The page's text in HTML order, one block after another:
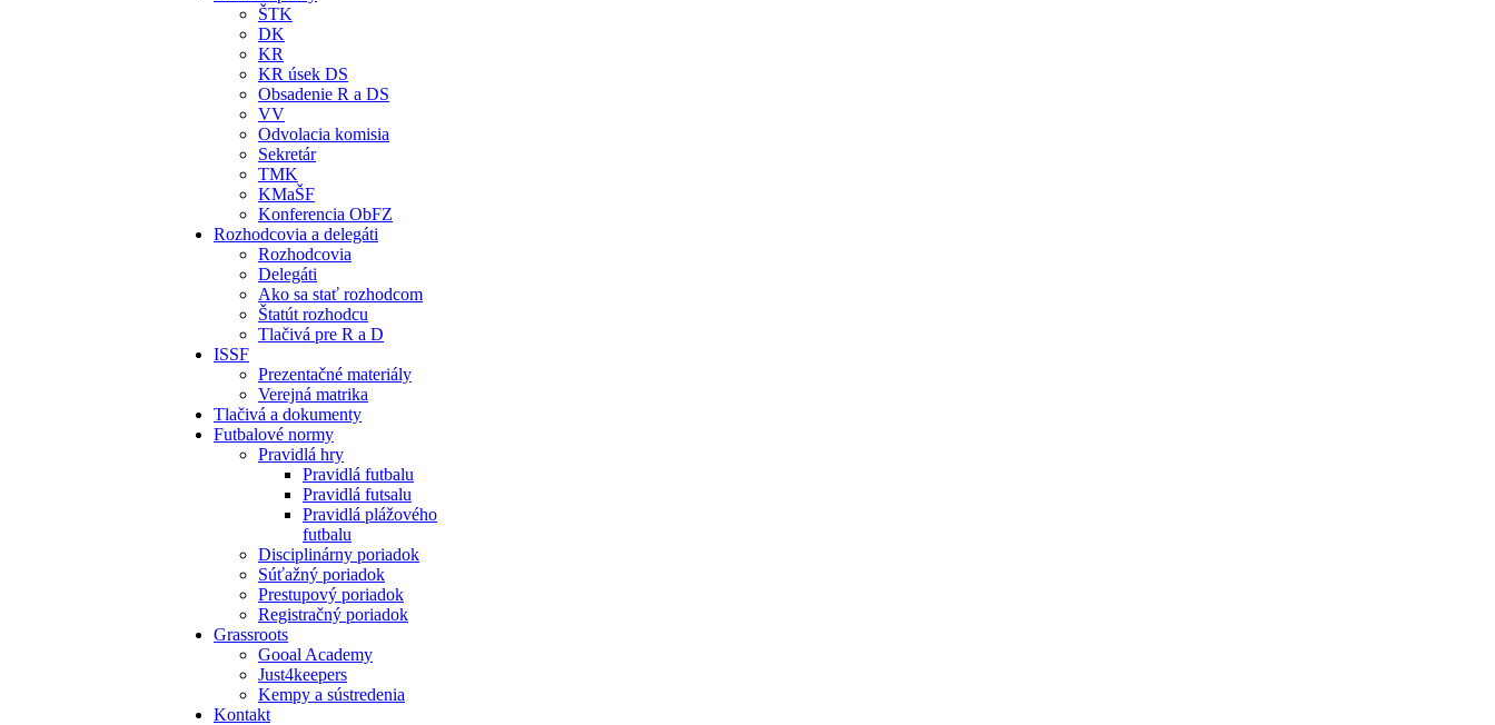
ŠTK
DK
KR
KR úsek DS
Obsadenie R a DS
VV
Odvolacia komisia
Sekretár
TMK
KMaŠF
Konferencia ObFZ
Rozhodcovia a delegáti
Rozhodcovia
Delegáti
Ako sa stať rozhodcom
Štatút rozhodcu
Tlačivá pre R a D
ISSF
Prezentačné materiály
Verejná matrika
Tlačivá a dokumenty
Futbalové normy
Pravidlá hry
Pravidlá futbalu
Pravidlá futsalu
Pravidlá plážového
futbalu
Disciplinárny poriadok
Súťažný poriadok
Prestupový poriadok
Registračný poriadok
Grassroots
Gooal Academy
Just4keepers
Kempy a sústredenia
Kontakt